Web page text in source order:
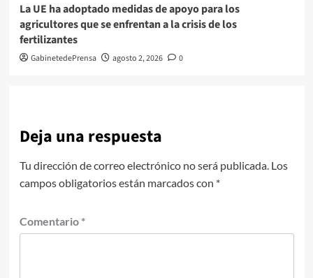
La UE ha adoptado medidas de apoyo para los
agricultores que se enfrentan a la crisis de los
fertilizantes
GabinetedePrensa agosto 2, 2026 0
Deja una respuesta
Tu dirección de correo electrónico no será publicada. Los
campos obligatorios están marcados con *
Comentario *